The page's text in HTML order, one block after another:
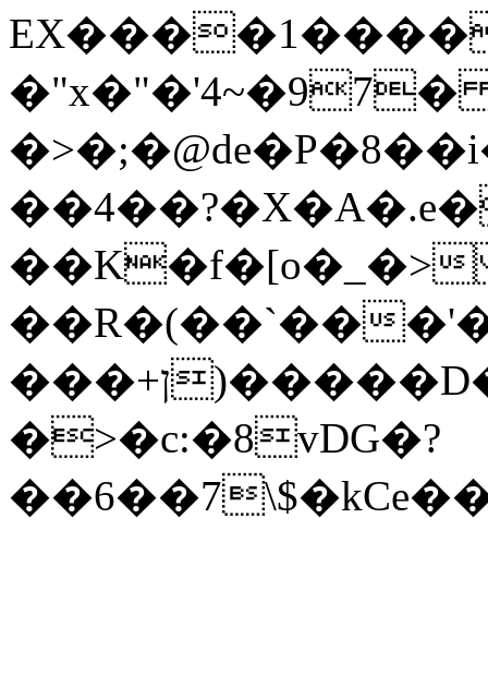
��R�(��`��
���+ן)�����D��У������W��W���#abm�D��M�{g������V+g��Q�#+Jx��m%_n��zϨ\�}Le�g�{�[���n=9N(����r1�c"60~�ib�>�T"�O?
�>�c:�8vDG�?